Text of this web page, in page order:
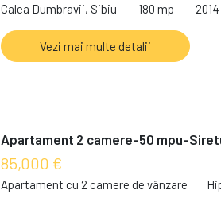
Calea Dumbravii, Sibiu
180 mp 2014
Vezi mai multe detalii
Apartament 2 camere-50 mpu-
85,000 €
Apartament cu 2 camere de vânzare